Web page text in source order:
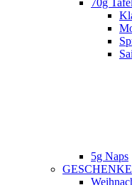
70g
5g Naps